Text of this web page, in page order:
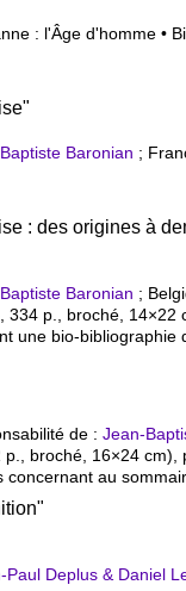
: l'Âge d'homme •
Baronian ;
: des origines à
Baronian ;
, 334 p., broché, 14×22
une bio-
de : Jean-
p., broché, 16×24 cm),
au
Paul Deplus & Daniel